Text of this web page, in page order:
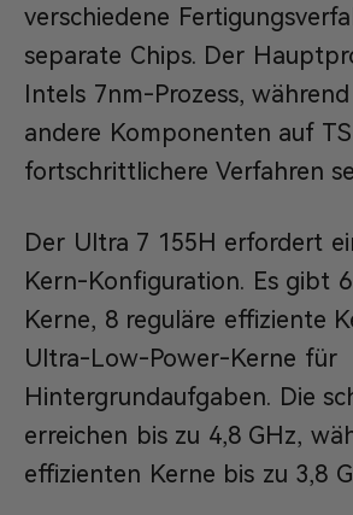
verschiedene
separate Chips. Der
Intels 7nm-Prozess,
andere Komponenten auf
fortschrittlichere Verfahren
Der Ultra 7 155H erfordert
Kern-Konfiguration. Es gibt
Kerne, 8 reguläre effiziente
Ultra-Low-Power-Kerne für
Hintergrundaufgaben. Die
erreichen bis zu 4,8 GHz,
effizienten Kerne bis zu 3,8